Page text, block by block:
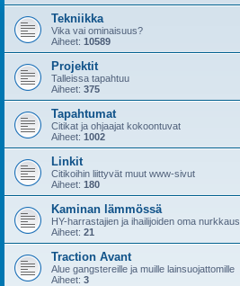
Tekniikka
Vika vai ominaisuus?
Aiheet: 10589
Projektit
Talleissa tapahtuu
Aiheet: 375
Tapahtumat
Citikat ja ohjaajat kokoontuvat
Aiheet: 1002
Linkit
Citikoihin liittyvät muut www-sivut
Aiheet: 180
Kaminan lämmössä
HY-harrastajien ja ihailijoiden oma nurkkaus
Aiheet: 21
Traction Avant
Alue gangstereille ja muille lainsuojattomille
Aiheet: 3